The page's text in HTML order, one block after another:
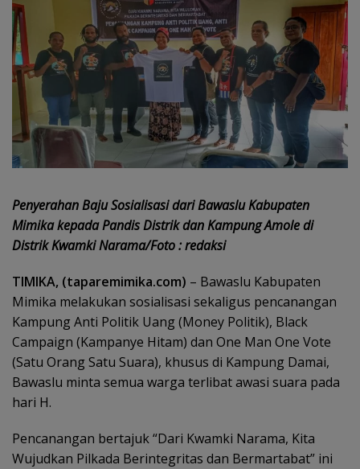
Penyerahan Baju Sosialisasi dari Bawaslu Kabupaten
Mimika kepada Pandis Distrik dan Kampung Amole di
Distrik Kwamki Narama/Foto : redaksi
TIMIKA, (taparemimika.com) – Bawaslu Kabupaten
Mimika melakukan sosialisasi sekaligus pencanangan
Kampung Anti Politik Uang (Money Politik), Black
Campaign (Kampanye Hitam) dan One Man One Vote
(Satu Orang Satu Suara), khusus di Kampung Damai,
Bawaslu minta semua warga terlibat awasi suara pada
hari H.
Pencanangan bertajuk “Dari Kwamki Narama, Kita
Wujudkan Pilkada Berintegritas dan Bermartabat” ini